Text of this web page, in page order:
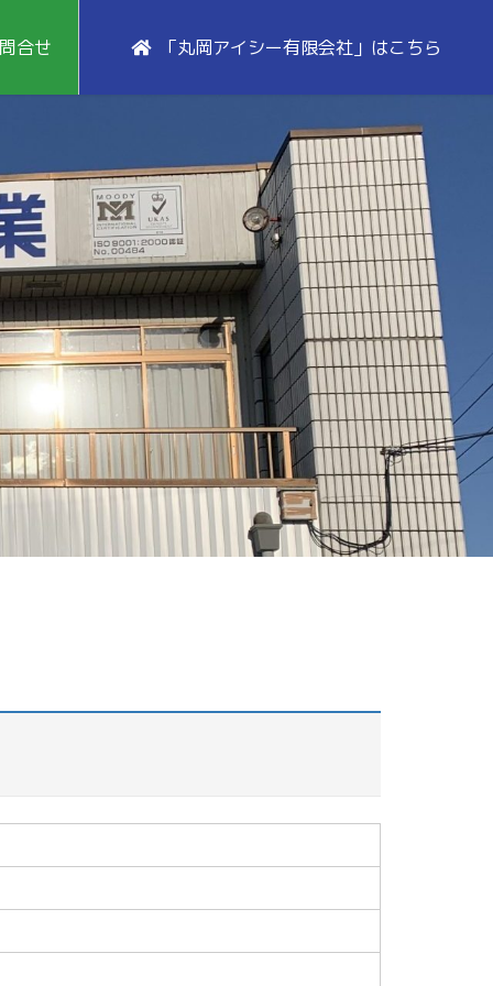
合せ 「丸岡アイシー有限会社」はこちら